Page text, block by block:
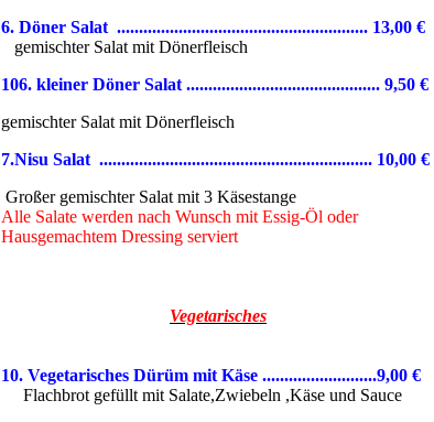
6. Döner Salat ......................................................... 13,00 €
gemischter Salat mit Dönerfleisch
106. kleiner Döner Salat ............................................ 9,50 €
gemischter Salat mit Dönerfleisch
7.Nisu Salat .............................................................. 10,00 €
Großer gemischter Salat mit 3 Käsestange
Alle Salate werden nach Wunsch mit Essig-Öl oder
Hausgemachtem Dressing serviert
Vegetarisches
10. Vegetarisches Dürüm mit Käse ..........................9,00 €
Flachbrot gefüllt mit Salate,Zwiebeln ,Käse und Sauce